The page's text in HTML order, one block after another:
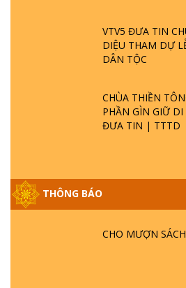
VTV5 ĐƯA TIN
DIỆU THAM DỰ
DÂN TỘC
CHÙA THIỀN
PHẦN GÌN GIỮ DI
ĐƯA TIN | TTTD
THÔNG BÁO
CHO MƯỢN
GIẢI ĐÁP ĐẶC BIỆT
PHẬT KHÔNG NÓI?